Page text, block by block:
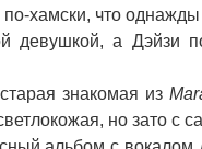
хамски, что
девушкой, а Дэйзи
знакомая из
но зато с